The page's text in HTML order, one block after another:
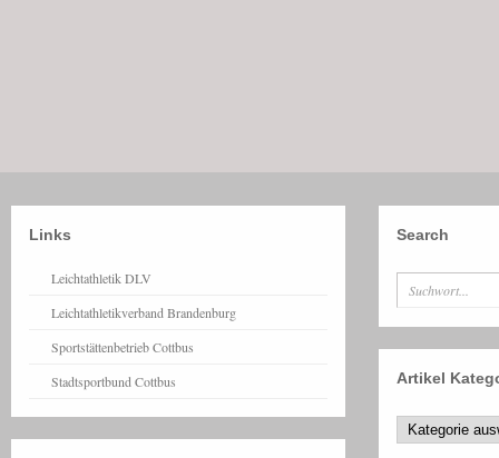
Links
Leichtathletik DLV
Leichtathletikverband Brandenburg
Sportstättenbetrieb Cottbus
Stadtsportbund Cottbus
Search
Artikel